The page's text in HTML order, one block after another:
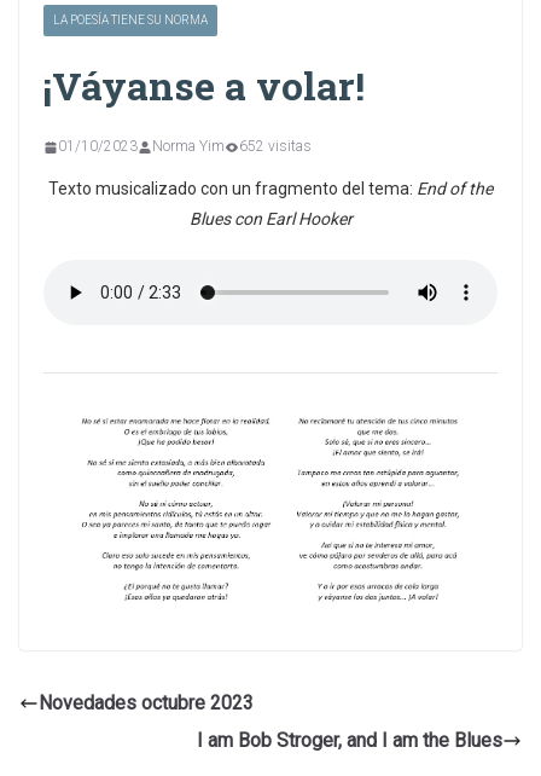
LA POESÍA TIENE SU NORMA
¡Váyanse a volar!
01/10/2023 Norma Yim 652 visitas
Texto musicalizado con un fragmento del tema: End of the
Blues con Earl Hooker
Novedades octubre 2023
I am Bob Stroger, and I am the Blues